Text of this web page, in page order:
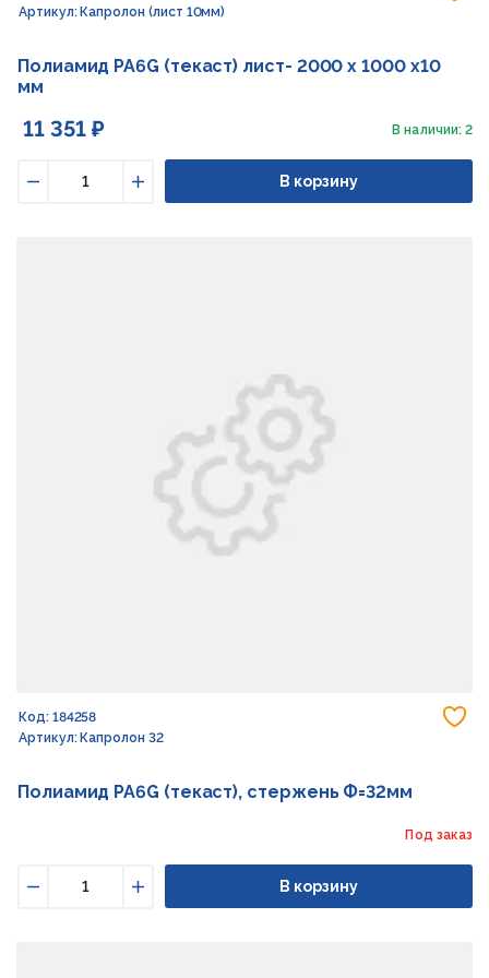
Артикул: Капролон (лист 10мм)
Полиамид PA6G (текаст) лист- 2000 х 1000 х10
мм
11 351 ₽ В наличии: 2
Увеличить
В корзину
Код: 184258
Артикул: Капролон 32
Полиамид PA6G (текаст), стержень Ф=32мм
Под заказ
Увеличить
В корзину